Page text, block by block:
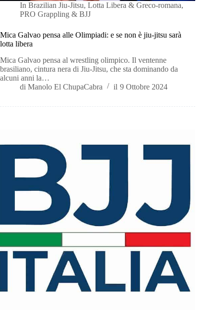
In Brazilian Jiu-Jitsu,Lotta Libera & Greco-romana,
PRO Grappling & BJJ
Mica Galvao pensa alle Olimpiadi: e se non è jiu-jitsu sarà
lotta libera
Mica Galvao pensa al wrestling olimpico. Il ventenne
brasiliano, cintura nera di Jiu-Jitsu, che sta dominando da
alcuni anni la…
di Manolo El ChupaCabra il 9 Ottobre 2024